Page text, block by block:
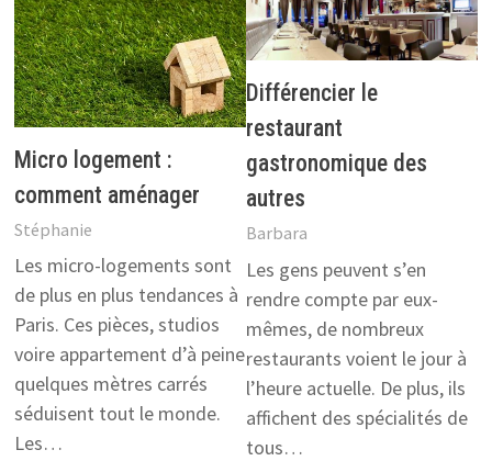
Micro logement :
comment aménager
Stéphanie
Les micro-logements sont
de plus en plus tendances à
Paris. Ces pièces, studios
voire appartement d’à peine
quelques mètres carrés
séduisent tout le monde.
Les…
Différencier le
restaurant
gastronomique des
autres
Barbara
Les gens peuvent s’en
rendre compte par eux-
mêmes, de nombreux
restaurants voient le jour à
l’heure actuelle. De plus, ils
affichent des spécialités de
tous…